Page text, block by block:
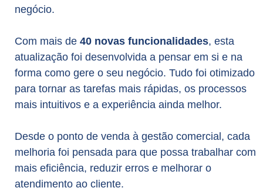
negócio.
Com mais de 40 novas funcionalidades, esta
atualização foi desenvolvida a pensar em si e na
forma como gere o seu negócio. Tudo foi otimizado
para tornar as tarefas mais rápidas, os processos
mais intuitivos e a experiência ainda melhor.
Desde o ponto de venda à gestão comercial, cada
melhoria foi pensada para que possa trabalhar com
mais eficiência, reduzir erros e melhorar o
atendimento ao cliente.